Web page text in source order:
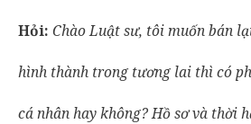
Hỏi: Chào Luật sư, tôimuốnbán
hình thành trong tương lai thì có
cá nhân hay không? Hồ sơ và thời